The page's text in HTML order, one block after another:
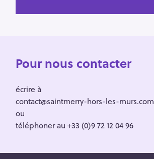
Pour nous contacter
écrire à
contact@saintmerry-hors-les-murs.com
ou
téléphoner au +33 (0)9 72 12 04 96